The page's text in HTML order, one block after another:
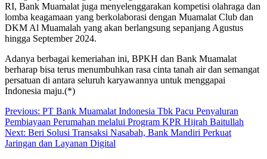
RI, Bank Muamalat juga menyelenggarakan kompetisi olahraga dan
lomba keagamaan yang berkolaborasi dengan Muamalat Club dan
DKM Al Muamalah yang akan berlangsung sepanjang Agustus
hingga September 2024.
Adanya berbagai kemeriahan ini, BPKH dan Bank Muamalat
berharap bisa terus menumbuhkan rasa cinta tanah air dan semangat
persatuan di antara seluruh karyawannya untuk menggapai
Indonesia maju.(*)
Post
navigation
Previous: PT Bank Muamalat Indonesia Tbk Pacu Penyaluran
Pembiayaan Perumahan melalui Program KPR Hijrah Baitullah
Next: Beri Solusi Transaksi Nasabah, Bank Mandiri Perkuat
Jaringan dan Layanan Digital